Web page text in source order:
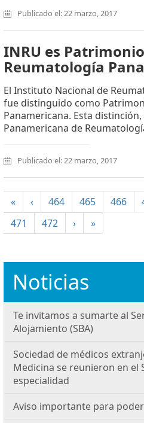
Publicado el: 22 marzo, 2017
INRU es
Reumatología
El Instituto Nacional de
fue distinguido como
Panamericana. Esta
Panamericana de
Publicado el: 22 marzo, 2017
« ‹ 464 465 466
471
472 › »
Noticias
Te invitamos a sumarte al
Alojamiento (SBA)
Sociedad de médicos
Medicina se reunieron en el
especialidad
Aviso importante para